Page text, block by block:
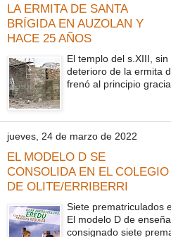
LA ERMITA DE SANTA
BRÍGIDA EN AUZOLAN Y
HACE 25 AÑOS
El templo del s.XIII,
deterioro de la ermita
frenó al principio
jueves, 24 de marzo de 2022
EL MODELO D SE
CONSOLIDA EN EL COLEGIO
DE OLITE/ERRIBERRI
Siete prematriculados
El modelo D de
consignado siete